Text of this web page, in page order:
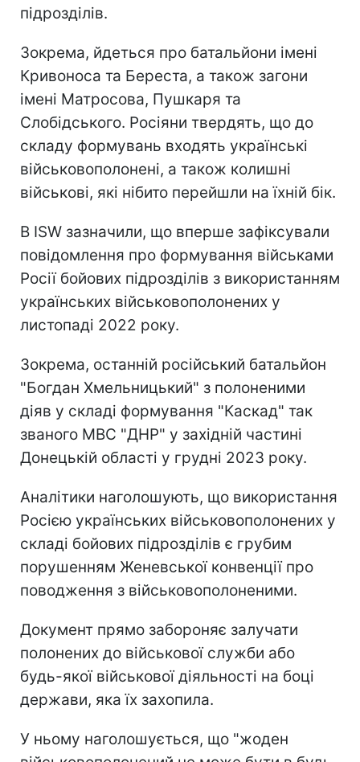
підрозділів.
Зокрема, йдеться про батальйони імені
Кривоноса та Береста, а також загони
імені Матросова, Пушкаря та
Слобідського. Росіяни твердять, що до
складу формувань входять українські
військовополонені, а також колишні
військові, які нібито перейшли на їхній бік.
В ISW зазначили, що вперше зафіксували
повідомлення про формування військами
Росії бойових підрозділів з використанням
українських військовополонених у
листопаді 2022 року.
Зокрема, останній російський батальйон
"Богдан Хмельницький" з полоненими
діяв у складі формування "Каскад" так
званого МВС "ДНР" у західній частині
Донецькій області у грудні 2023 року.
Аналітики наголошують, що використання
Росією українських військовополонених у
складі бойових підрозділів є грубим
порушенням Женевської конвенції про
поводження з військовополоненими.
Документ прямо забороняє залучати
полонених до військової служби або
будь-якої військової діяльності на боці
держави, яка їх захопила.
У ньому наголошується, що "жоден